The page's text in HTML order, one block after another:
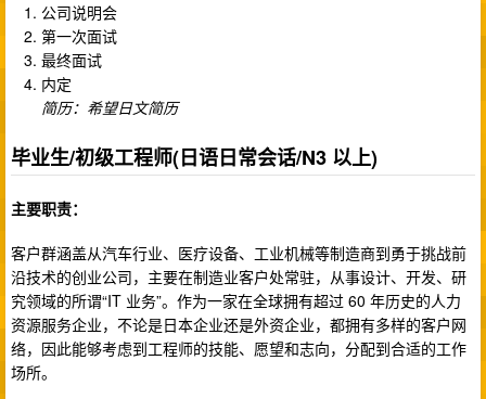
公司说明会
第一次面试
最终面试
内定
简历：希望日文简历
毕业生/初级工程师(日语日常会话/N3 以上)
主要职责：
客户群涵盖从汽车行业、医疗设备、工业机械等制造商到勇于挑战前
沿技术的创业公司，主要在制造业客户处常驻，从事设计、开发、研
究领域的所谓“IT 业务”。作为一家在全球拥有超过 60 年历史的人力
资源服务企业，不论是日本企业还是外资企业，都拥有多样的客户网
络，因此能够考虑到工程师的技能、愿望和志向，分配到合适的工作
场所。